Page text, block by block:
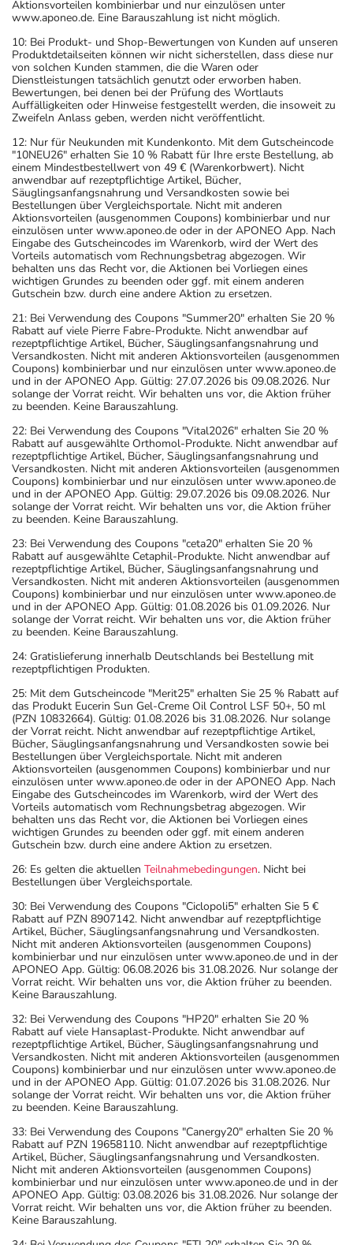
Aktionsvorteilen kombinierbar und nur einzulösen unter
www.aponeo.de. Eine Barauszahlung ist nicht möglich.
10: Bei Produkt- und Shop-Bewertungen von Kunden auf unseren
Produktdetailseiten können wir nicht sicherstellen, dass diese nur
von solchen Kunden stammen, die die Waren oder
Dienstleistungen tatsächlich genutzt oder erworben haben.
Bewertungen, bei denen bei der Prüfung des Wortlauts
Auffälligkeiten oder Hinweise festgestellt werden, die insoweit zu
Zweifeln Anlass geben, werden nicht veröffentlicht.
12: Nur für Neukunden mit Kundenkonto. Mit dem Gutscheincode
"10NEU26" erhalten Sie 10 % Rabatt für Ihre erste Bestellung, ab
einem Mindestbestellwert von 49 € (Warenkorbwert). Nicht
anwendbar auf rezeptpflichtige Artikel, Bücher,
Säuglingsanfangsnahrung und Versandkosten sowie bei
Bestellungen über Vergleichsportale. Nicht mit anderen
Aktionsvorteilen (ausgenommen Coupons) kombinierbar und nur
einzulösen unter www.aponeo.de oder in der APONEO App. Nach
Eingabe des Gutscheincodes im Warenkorb, wird der Wert des
Vorteils automatisch vom Rechnungsbetrag abgezogen. Wir
behalten uns das Recht vor, die Aktionen bei Vorliegen eines
wichtigen Grundes zu beenden oder ggf. mit einem anderen
Gutschein bzw. durch eine andere Aktion zu ersetzen.
21: Bei Verwendung des Coupons "Summer20" erhalten Sie 20 %
Rabatt auf viele Pierre Fabre-Produkte. Nicht anwendbar auf
rezeptpflichtige Artikel, Bücher, Säuglingsanfangsnahrung und
Versandkosten. Nicht mit anderen Aktionsvorteilen (ausgenommen
Coupons) kombinierbar und nur einzulösen unter www.aponeo.de
und in der APONEO App. Gültig: 27.07.2026 bis 09.08.2026. Nur
solange der Vorrat reicht. Wir behalten uns vor, die Aktion früher
zu beenden. Keine Barauszahlung.
22: Bei Verwendung des Coupons "Vital2026" erhalten Sie 20 %
Rabatt auf ausgewählte Orthomol-Produkte. Nicht anwendbar auf
rezeptpflichtige Artikel, Bücher, Säuglingsanfangsnahrung und
Versandkosten. Nicht mit anderen Aktionsvorteilen (ausgenommen
Coupons) kombinierbar und nur einzulösen unter www.aponeo.de
und in der APONEO App. Gültig: 29.07.2026 bis 09.08.2026. Nur
solange der Vorrat reicht. Wir behalten uns vor, die Aktion früher
zu beenden. Keine Barauszahlung.
23: Bei Verwendung des Coupons "ceta20" erhalten Sie 20 %
Rabatt auf ausgewählte Cetaphil-Produkte. Nicht anwendbar auf
rezeptpflichtige Artikel, Bücher, Säuglingsanfangsnahrung und
Versandkosten. Nicht mit anderen Aktionsvorteilen (ausgenommen
Coupons) kombinierbar und nur einzulösen unter www.aponeo.de
und in der APONEO App. Gültig: 01.08.2026 bis 01.09.2026. Nur
solange der Vorrat reicht. Wir behalten uns vor, die Aktion früher
zu beenden. Keine Barauszahlung.
24: Gratislieferung innerhalb Deutschlands bei Bestellung mit
rezeptpflichtigen Produkten.
25: Mit dem Gutscheincode "Merit25" erhalten Sie 25 % Rabatt auf
das Produkt Eucerin Sun Gel-Creme Oil Control LSF 50+, 50 ml
(PZN 10832664). Gültig: 01.08.2026 bis 31.08.2026. Nur solange
der Vorrat reicht. Nicht anwendbar auf rezeptpflichtige Artikel,
Bücher, Säuglingsanfangsnahrung und Versandkosten sowie bei
Bestellungen über Vergleichsportale. Nicht mit anderen
Aktionsvorteilen (ausgenommen Coupons) kombinierbar und nur
einzulösen unter www.aponeo.de oder in der APONEO App. Nach
Eingabe des Gutscheincodes im Warenkorb, wird der Wert des
Vorteils automatisch vom Rechnungsbetrag abgezogen. Wir
behalten uns das Recht vor, die Aktionen bei Vorliegen eines
wichtigen Grundes zu beenden oder ggf. mit einem anderen
Gutschein bzw. durch eine andere Aktion zu ersetzen.
26: Es gelten die aktuellen Teilnahmebedingungen. Nicht bei
Bestellungen über Vergleichsportale.
30: Bei Verwendung des Coupons "Ciclopoli5" erhalten Sie 5 €
Rabatt auf PZN 8907142. Nicht anwendbar auf rezeptpflichtige
Artikel, Bücher, Säuglingsanfangsnahrung und Versandkosten.
Nicht mit anderen Aktionsvorteilen (ausgenommen Coupons)
kombinierbar und nur einzulösen unter www.aponeo.de und in der
APONEO App. Gültig: 06.08.2026 bis 31.08.2026. Nur solange der
Vorrat reicht. Wir behalten uns vor, die Aktion früher zu beenden.
Keine Barauszahlung.
32: Bei Verwendung des Coupons "HP20" erhalten Sie 20 %
Rabatt auf viele Hansaplast-Produkte. Nicht anwendbar auf
rezeptpflichtige Artikel, Bücher, Säuglingsanfangsnahrung und
Versandkosten. Nicht mit anderen Aktionsvorteilen (ausgenommen
Coupons) kombinierbar und nur einzulösen unter www.aponeo.de
und in der APONEO App. Gültig: 01.07.2026 bis 31.08.2026. Nur
solange der Vorrat reicht. Wir behalten uns vor, die Aktion früher
zu beenden. Keine Barauszahlung.
33: Bei Verwendung des Coupons "Canergy20" erhalten Sie 20 %
Rabatt auf PZN 19658110. Nicht anwendbar auf rezeptpflichtige
Artikel, Bücher, Säuglingsanfangsnahrung und Versandkosten.
Nicht mit anderen Aktionsvorteilen (ausgenommen Coupons)
kombinierbar und nur einzulösen unter www.aponeo.de und in der
APONEO App. Gültig: 03.08.2026 bis 31.08.2026. Nur solange der
Vorrat reicht. Wir behalten uns vor, die Aktion früher zu beenden.
Keine Barauszahlung.